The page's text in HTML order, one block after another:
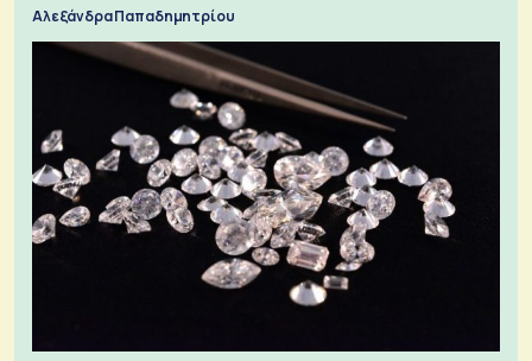
Αλεξάνδρα Παπαδημητρίου